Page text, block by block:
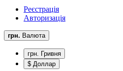
Реєстрація
Авторизація
грн. Валюта
грн. Гривня
$ Доллар